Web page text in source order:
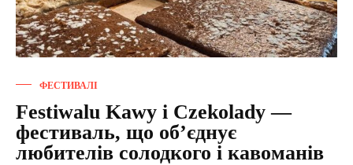
ФЕСТИВАЛІ
Festiwalu Kawy i Czekolady —
фестиваль, що об’єднує
любителів солодкого і кавоманів